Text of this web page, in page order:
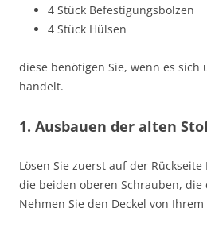
4 Stück Befestigungsbolzen
4 Stück Hülsen
diese benötigen Sie, wenn es
handelt.
1. Ausbauen der alten
Lösen Sie zuerst auf der
die beiden oberen Schrauben, die
Nehmen Sie den Deckel von Ihrem